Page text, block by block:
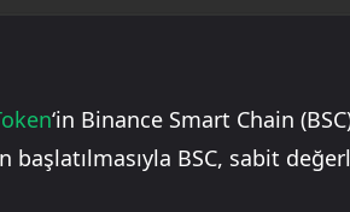
‘in Binance Smart Chain
başlatılmasıyla BSC, sabit